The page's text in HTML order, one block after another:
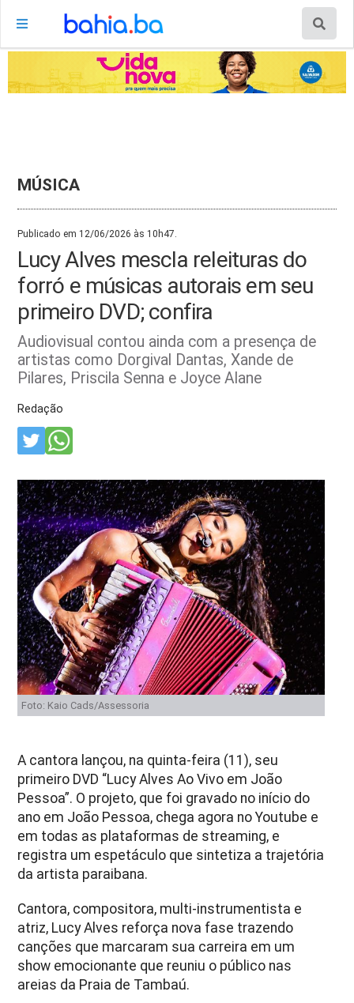
MÚSICA
Publicado em 12/06/2026 às 10h47.
Lucy Alves mescla releituras do
forró e músicas autorais em seu
primeiro DVD; confira
Audiovisual contou ainda com a presença de
artistas como Dorgival Dantas, Xande de
Pilares, Priscila Senna e Joyce Alane
Redação
Foto: Kaio Cads/Assessoria
A cantora lançou, na quinta-feira (11), seu
primeiro DVD “Lucy Alves Ao Vivo em João
Pessoa”. O projeto, que foi gravado no início do
ano em João Pessoa, chega agora no Youtube e
em todas as plataformas de streaming, e
registra um espetáculo que sintetiza a trajetória
da artista paraibana.
Cantora, compositora, multi-instrumentista e
atriz, Lucy Alves reforça nova fase trazendo
canções que marcaram sua carreira em um
show emocionante que reuniu o público nas
areias da Praia de Tambaú.